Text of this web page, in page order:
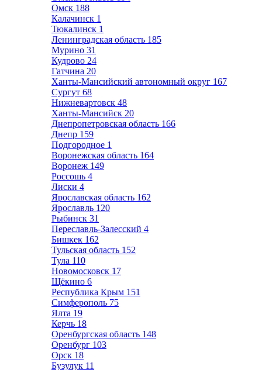
Омск 188
Калачинск 1
Тюкалинск 1
Ленинградская область 185
Мурино 31
Кудрово 24
Гатчина 20
Ханты-Мансийский автономный округ 167
Сургут 68
Нижневартовск 48
Ханты-Мансийск 20
Днепропетровская область 166
Днепр 159
Подгородное 1
Воронежская область 164
Воронеж 149
Россошь 4
Лиски 4
Ярославская область 162
Ярославль 120
Рыбинск 31
Переславль-Залесский 4
Бишкек 162
Тульская область 152
Тула 110
Новомосковск 17
Щёкино 6
Республика Крым 151
Симферополь 75
Ялта 19
Керчь 18
Оренбургская область 148
Оренбург 103
Орск 18
Бузулук 11